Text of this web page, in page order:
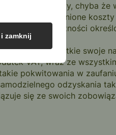
z umowy, chyba że
o uzasadnione
ustania okoliczności
ceduje wszystkie swoje
VAT, wraz ze
pokwitowania w
odzyskania
się ze swoich
zamknij